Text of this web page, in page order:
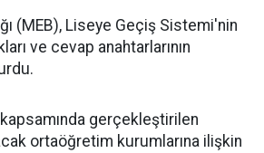
(MEB), Liseye Geçiş Sistemi'nin
ve cevap anahtarlarının
kapsamında gerçekleştirilen
ortaöğretim kurumlarına ilişkin